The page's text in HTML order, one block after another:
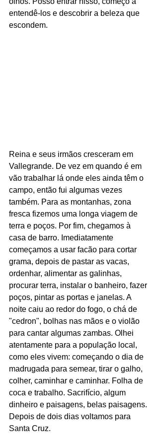
entendê-los e descobrir a beleza que
escondem.
Reina e seus irmãos cresceram em
Vallegrande. De vez em quando é em
vão trabalhar lá onde eles ainda têm o
campo, então fui algumas vezes
também. Para as montanhas, zona
fresca fizemos uma longa viagem de
terra e poços. Por fim, chegamos à
casa de barro. Imediatamente
começamos a usar facão para cortar
grama, depois de pastar as vacas,
ordenhar, alimentar as galinhas,
procurar terra, instalar o banheiro, fazer
poços, pintar as portas e janelas. A
noite caiu ao redor do fogo, o chá de
"cedron", bolhas nas mãos e o violão
para cantar algumas zambas. Olhei
atentamente para a população local,
como eles vivem: começando o dia de
madrugada para semear, tirar o galho,
colher, caminhar e caminhar. Folha de
coca e trabalho. Sacrifício, algum
dinheiro e paisagens, belas paisagens.
Depois de dois dias voltamos para
Santa Cruz.